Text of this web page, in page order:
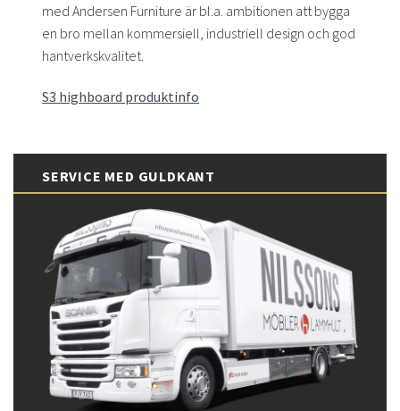
med Andersen Furniture är bl.a. ambitionen att bygga
en bro mellan kommersiell, industriell design och god
hantverkskvalitet.
S3 highboard produktinfo
SERVICE MED GULDKANT